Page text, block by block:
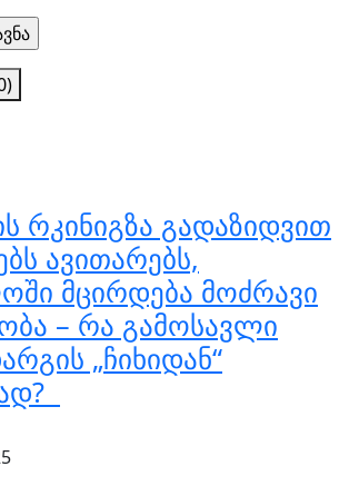
რკინიგზა გადაზიდვით
ავითარებს,
მცირდება მოძრავი
– რა გამოსავლი
„ჩიხიდან“